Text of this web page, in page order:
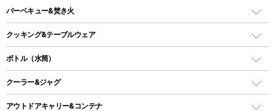
タープ
スクエアタープ（レクタタープ）
メッシュタープ
自立式タープ
ガスランタン
オイルランタン
LEDライト
ヘッドライト
キャンドル
ガスバーナー
ガス缶
ガストーチ、ライター
バーベキュー&焚き火
バーベキューコンロ、グリル
焚き火台タイプ（ロースタイル）グリル
卓上タイプグリル
パーティータイプグリル
クッキング&テーブルウェア
ダッチオーブン
ホットサンドメーカー
ボトル（水筒）
ステンレスボトル
クーラー&ジャグ
クーラーボックス
アウトドアキャリー&コンテナ